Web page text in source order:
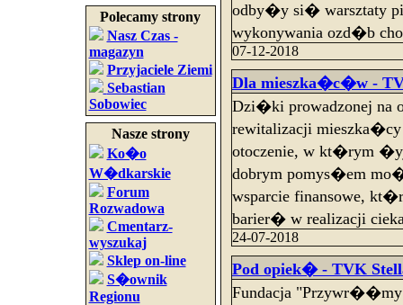
Polecamy strony
Nasz Czas -
magazyn
Przyjaciele Ziemi
Sebastian
Sobowiec
Nasze strony
Ko�o
W�dkarskie
Forum
Rozwadowa
Cmentarz-
wyszukaj
Sklep on-line
S�ownik
Regionu
odby�y si� warsztaty
wykonywania ozd�b
07-12-2018
Dla mieszka�c�w -
Dzi�ki prowadzonej na
rewitalizacji
otoczenie, w kt�rym
dobrym pomys�em
wsparcie finansowe,
barier� w realizacji
24-07-2018
Pod opiek� - TVK
Fundacja